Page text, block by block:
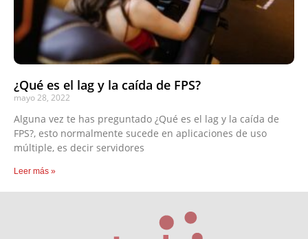
¿Qué es el lag y la caída de FPS?
mayo 28, 2022
Alguna vez te has preguntado ¿Qué es el lag y la caída de
FPS?, esto normalmente sucede en aplicaciones de uso
múltiple, es decir servidores
Leer más »